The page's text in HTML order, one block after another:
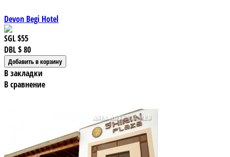
Devon Begi Hotel
SGL$55
DBL$ 80
В закладки
В сравнение